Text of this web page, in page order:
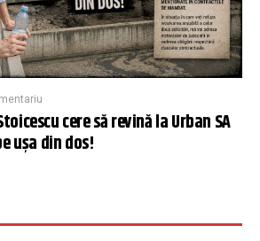
cere să revină la Urban SA
ușa din dos!